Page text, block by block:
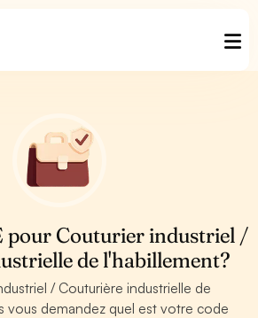
pour Couturier industriel /
de l'habillement?
/ Couturière industrielle de
vous demandez quel est votre code